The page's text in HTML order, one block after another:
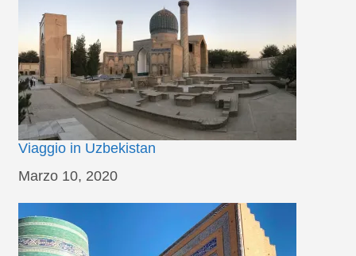
Viaggio in Uzbekistan
Data
Marzo 10, 2020